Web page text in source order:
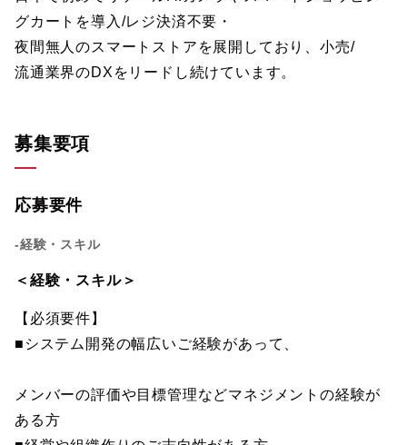
グカートを導入/レジ決済不要・
夜間無人のスマートストアを展開しており、小売/
流通業界のDXをリードし続けています。
募集要項
応募要件
-経験・スキル
＜経験・スキル＞
【必須要件】
■システム開発の幅広いご経験があって、
メンバーの評価や目標管理などマネジメントの経験が
ある方